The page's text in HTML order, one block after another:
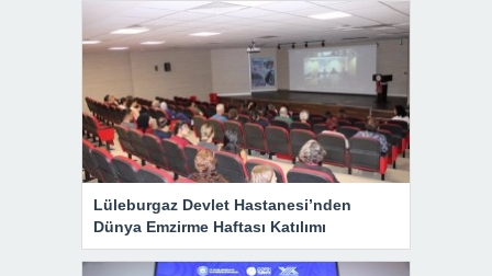
Lüleburgaz Devlet Hastanesi’nden
Dünya Emzirme Haftası Katılımı